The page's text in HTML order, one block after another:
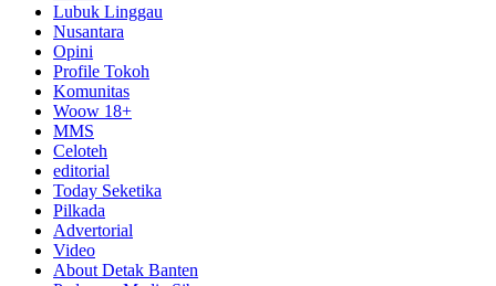
Lubuk Linggau
Nusantara
Opini
Profile Tokoh
Komunitas
Woow 18+
MMS
Celoteh
editorial
Today Seketika
Pilkada
Advertorial
Video
About Detak Banten